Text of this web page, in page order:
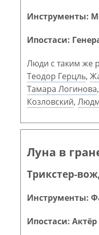
Инструменты:
Ипостаси:
Люди с таким же
Теодор Герцль,
Тамара Логинова,
Козловский,
Луна в
Трикстер-
Инструменты:
Ипостаси: